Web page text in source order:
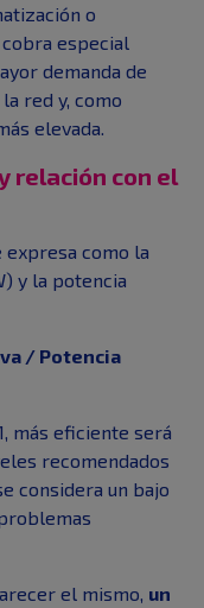
o
especial
demanda de
red y, como
elevada.
relación con el
como la
y la potencia
/ Potencia
más eficiente será
recomendados
considera un bajo
el mismo, un